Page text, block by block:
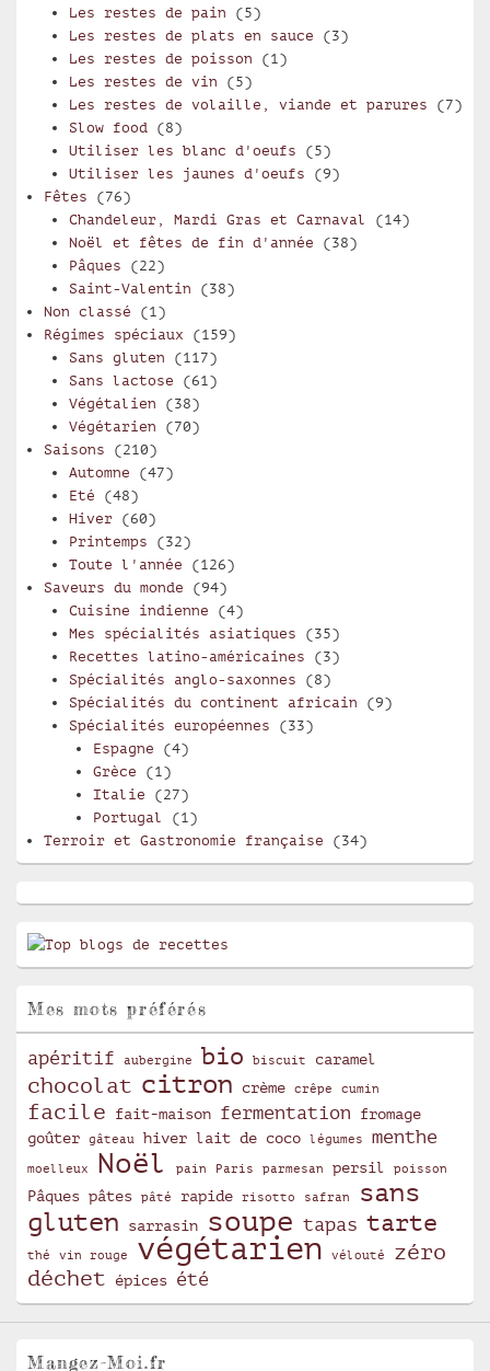
Les restes de pain (5)
Les restes de plats en sauce (3)
Les restes de poisson (1)
Les restes de vin (5)
Les restes de volaille, viande et parures (7)
Slow food(8)
Utiliser les blanc d'oeufs (5)
Utiliser les jaunes d'oeufs (9)
Fêtes (76)
Chandeleur, Mardi Gras et Carnaval (14)
Noël et fêtes de fin d'année (38)
Pâques (22)
Saint-Valentin (38)
Non classé (1)
Régimes spéciaux (159)
Sans gluten (117)
Sans lactose (61)
Végétalien (38)
Végétarien (70)
Saisons (210)
Automne (47)
Eté (48)
Hiver(60)
Printemps (32)
Toute l'année (126)
Saveurs du monde (94)
Cuisine indienne (4)
Mes spécialités asiatiques (35)
Recettes latino-américaines (3)
Spécialités anglo-saxonnes (8)
Spécialités du continent africain (9)
Spécialités européennes (33)
Espagne (4)
Grèce (1)
Italie (27)
Portugal
(1)
Terroir et Gastronomie française (34)
Mes mots préférés
apéritif aubergine bio biscuit caramel
chocolat citron crème crêpe cumin
facile fait-maison fermentation
fromage
goûter
gâteau hiver lait de coco légumes menthe
moelleux Noël pain Paris parmesan persil poisson
Pâques pâtes pâté rapide risotto safran
sans
gluten
sarrasin soupe tapas tarte
thé vin rouge végétarien vélouté
zéro
déchet
épices été
Mangez-Moi.fr